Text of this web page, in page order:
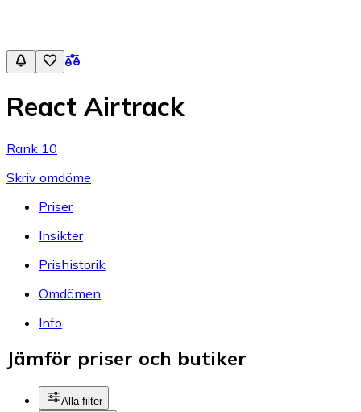
React Airtrack
Rank 10
Skriv omdöme
Priser
Insikter
Prishistorik
Omdömen
Info
Jämför priser och butiker
Alla filter